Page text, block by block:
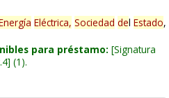
Eléctrica, Sociedad del Estado,
para préstamo: Signatura
(1).